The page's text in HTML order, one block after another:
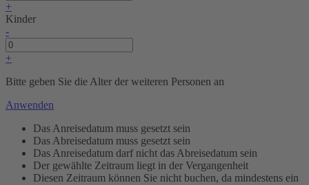
+
Kinder
-
+
Bitte geben Sie die Alter der weiteren Personen an
Anwenden
Das Anreisedatum muss gesetzt sein
Das Abreisedatum muss gesetzt sein
Das Anreisedatum darf nicht das Abreisedatum sein
Der gewählte Zeitraum liegt in der Vergangenheit
Diesen Zeitraum können Sie nicht buchen, da mindestens ein